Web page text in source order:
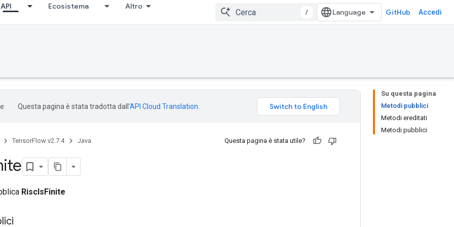
API Ecosistema Altro
/ GitHub Accedi
Su questa pagina
Metodi pubblici
Metodi ereditati
Metodi pubblici
Questa pagina è stata tradotta dall'API Cloud Translation
TensorFlow v2.7.4 Java Questa pagina è stata utile?
RiscIsFinite